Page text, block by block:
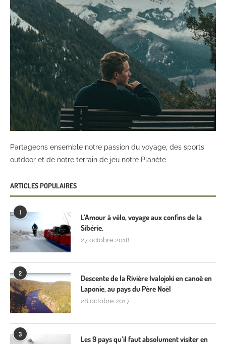
Partageons ensemble notre passion du voyage, des sports
outdoor et de notre terrain de jeu notre Planète
ARTICLES POPULAIRES
1
L’Amour à vélo, voyage aux confins de la
Sibérie.
27 octobre 2018
2
Descente de la Rivière Ivalojoki en canoë en
Laponie, au pays du Père Noël
28 octobre 2017
3
Les 9 pays qu’il faut absolument visiter en